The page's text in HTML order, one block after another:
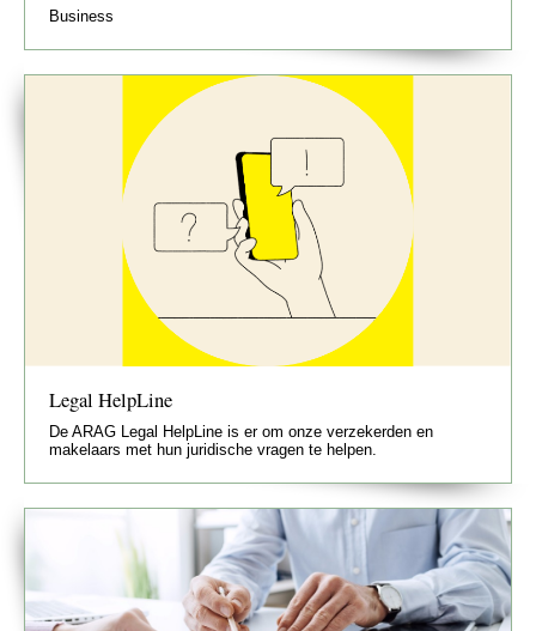
Business
Legal HelpLine
De ARAG Legal HelpLine is er om onze verzekerden en
makelaars met hun juridische vragen te helpen.